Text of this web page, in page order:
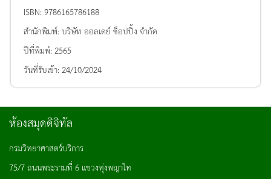
ISBN:9786165786188
สำนักพิมพ์:บริษัท ออลเดย์ ช็อปปิ้ง จำกัด
ปีที่พิมพ์:2565
วันที่รับเข้า:24/10/2024
ห้องสมุดดิจิทัล
กรมวิทยาศาสตร์บริการ
75/7 ถนนพระรามที่ 6 แขวงทุ่งพญาไท